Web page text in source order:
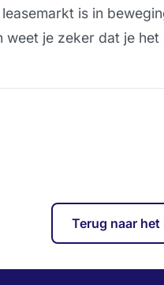
is in
weet je zeker dat je
Terug naar